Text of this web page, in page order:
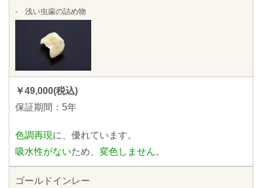
- 浅い虫歯の詰め物
￥49,000(税込)
保証期間：5年
色調再現に、優れています。
吸水性がないため、 変色しません。
ゴールドインレー